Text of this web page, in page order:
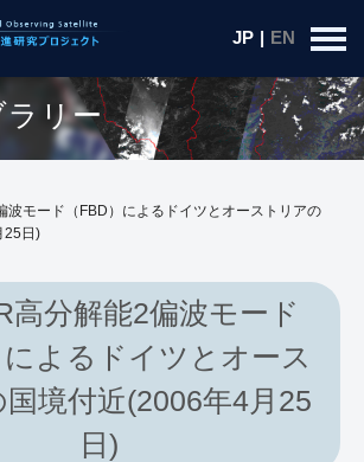
JP | EN
リー
波モード（FBD）によるドイツとオーストリアの
25日)
高分解能2偏波モード
によるドイツとオース
国境付近(2006年4月25
日)